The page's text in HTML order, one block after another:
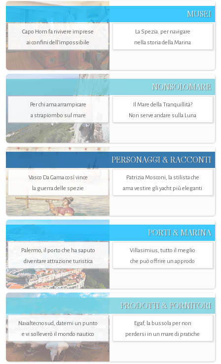
MUSEI
Capo Horn fa rivivere imprese
ai confini dell’impossibile
La Spezia. per navigare
nella storia della Marina
NONSOLOMARE
Per chi ama arrampicare
a strapiombo sul mare
Il Mare della Tranquillità?
Non serve andare sulla Luna
PERSONAGGI & RACCONTI
Vasco Da Gama così vince
la guerra delle spezie
Patrizia Mosconi, la stilista che
ama vestire gli yacht più eleganti
PORTI & MARINA
Palermo, il porto che ha saputo
diventare attrazione turistica
Villasimius, tutto il meglio
che può offrire un approdo
PRODOTTI & FORNITORI
Navaltecnosud, datemi un punto
e vi solleverò il mondo nautico
Egaf, la bussola per non
perdersi in un mare di pratiche